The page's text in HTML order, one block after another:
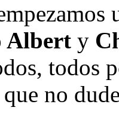
Albert y
todos
no